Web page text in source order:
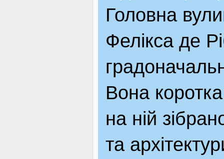
ОГОЛОШЕННЯ
Головна
Фелікса де
Вона
на ній
та